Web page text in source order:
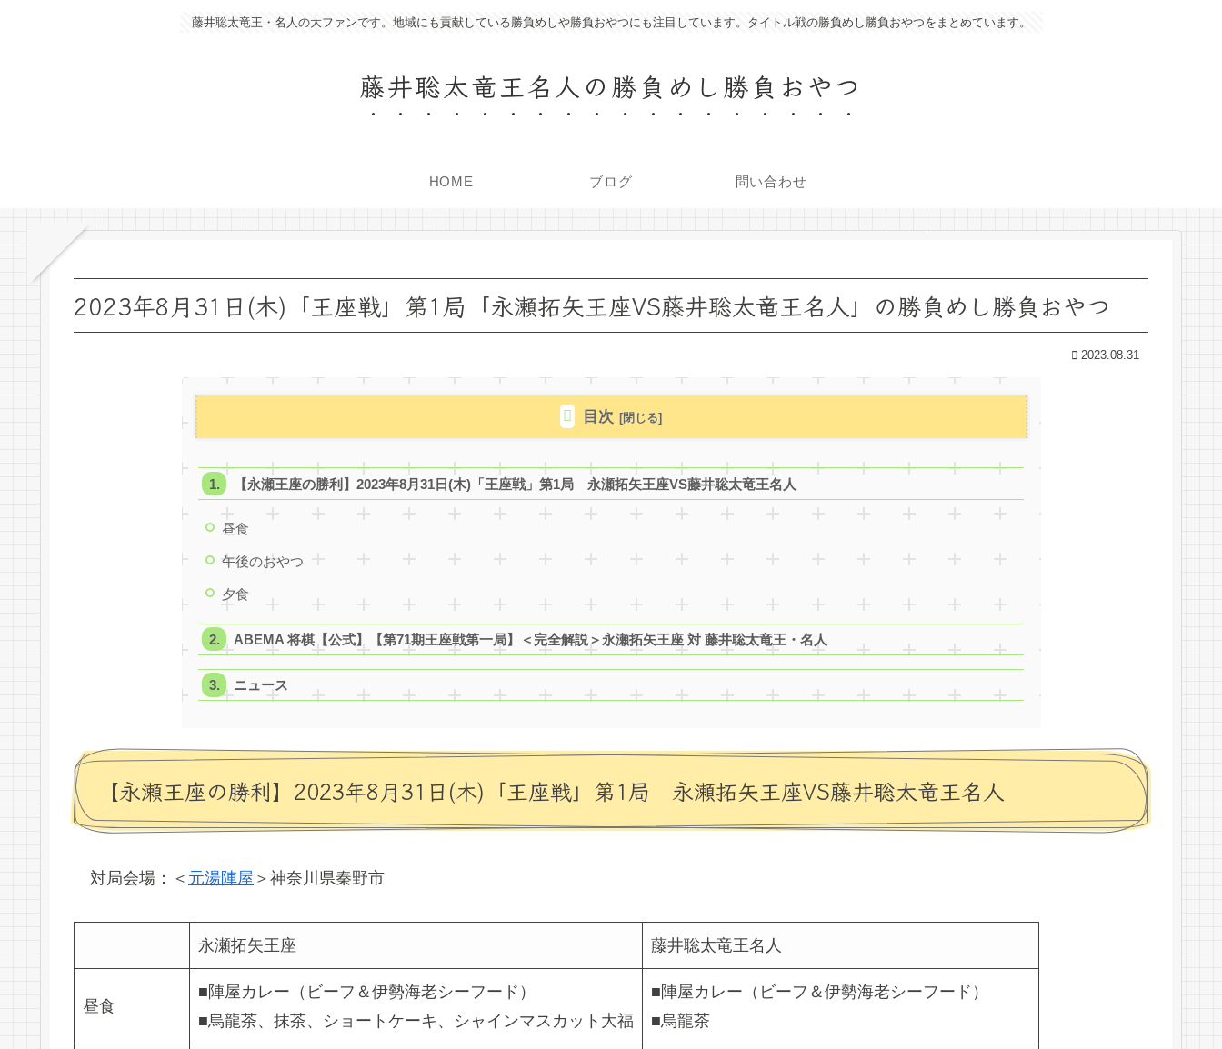
藤井聡太竜王・名人の大ファンです。地域にも貢献している勝負めしや勝負おやつにも注目しています。タイトル戦の勝負めし勝負おやつをまとめています。
藤井聡太竜王名人の勝負めし勝負おやつ
HOME ブログ 問い合わせ
2023年8月31日(木)「王座戦」第1局「永瀬拓矢王座VS藤井聡太竜王名人」の勝負めし勝負おやつ
2023.08.31
目次
【永瀬王座の勝利】2023年8月31日(木)「王座戦」第1局 永瀬拓矢王座VS藤井聡太竜王名人
昼食
午後のおやつ
夕食
ABEMA 将棋【公式】【第71期王座戦第一局】＜完全解説＞永瀬拓矢王座 対 藤井聡太竜王・名人
ニュース
【永瀬王座の勝利】2023年8月31日(木)「王座戦」第1局 永瀬拓矢王座VS藤井聡太竜王名人
対局会場：＜ 元湯陣屋 ＞神奈川県秦野市
永瀬拓矢王座 藤井聡太竜王名人
昼食
■陣屋カレー（ビーフ＆伊勢海老シーフード）
■烏龍茶、抹茶、ショートケーキ、シャインマスカット大福
■陣屋カレー（ビーフ＆伊勢海老シーフード）
■烏龍茶